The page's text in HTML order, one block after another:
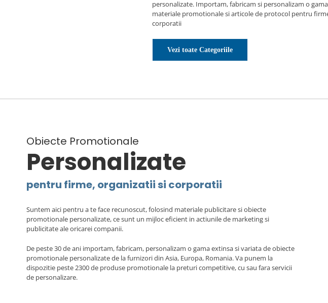
personalizate. Importam, fabricam si personalizam o
materiale promotionale si articole de protocol pentru
corporatii
Vezi toate Categoriile
Obiecte Promotionale
Personalizate
pentru firme, organizatii si corporatii
Suntem aici pentru a te face recunoscut, folosind materiale publicitare si obiecte
promotionale personalizate, ce sunt un mijloc eficient in actiunile de marketing si
publicitate ale oricarei companii.
De peste 30 de ani importam, fabricam, personalizam o gama extinsa si variata de obiecte
promotionale personalizate de la furnizori din Asia, Europa, Romania. Va punem la
dispozitie peste 2300 de produse promotionale la preturi competitive, cu sau fara servicii
de personalizare.